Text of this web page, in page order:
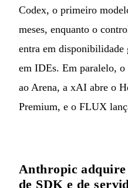
Codex, o primeiro
meses, enquanto o
entra em
em IDEs. Em paralelo,
ao Arena, a xAI abre o
Premium, e o FLUX
Anthropic adquire
de SDK e de